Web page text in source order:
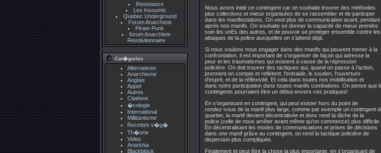
Resistance
Les Insoumis
Quebec Underground
Forum Anarchiste
Pirate-Punk
forum Anarchiste
Revolutionnaire
Cat�gories
Alternatives
Anarchisme
Anglais
Appel
Autres
Citations
�cologie
International
Millitantisme
Recettes v�g�
Th�orie
Video
Anarkhia
Blackblock
Nous avons initié ce contingent car on souhaite trouver des méthodes
plus collectives et mieux organisées de se rassembler et de participer
dans les manifestations. On veut plus de communication avant, pendant
après nos manifs. On souhaite se donner la capacité de mieux prendre
soin les unEs des autres, et de pouvoir se protéger ensemble contre les
attaques de la police auxquelles on s'attend déjà.
Si nous voulons nous engager dans des manifs qui peuvent mener à la
confrontation, il est important de s'organiser de façon qui adresse la
peur et les traumatismes qui existent à cause de la répression
policière. On doit trouver des tactiques qui, quand on passe à l'action,
prennent en compte et reflètent: l'entraide, le soutien, l'ouverture
d'esprit, et de la réflexivité. Et cela dans toutes nos mobilisation et
dans notre participation dans toutes manifs combatives. On pense que
contingents pourraient être un début envers ces pratiques!
En s'organisant en contingent, qui peut exister hors du point de
rendez-vous de la manif plus large, comme par exemple un contingent
quartier, la manif devient décentralisée et donc rend la tâche de la
police (celle de nous arrêter avant même qu'on commence) plus difficile.
En décentralisant les modes de communications et prises de décisions
dans une manif grâce au contingent, on rend la tactique policière de
dispersion plus compliquée.
Finalement et peut être la chose la plus importante, en s'organisant de